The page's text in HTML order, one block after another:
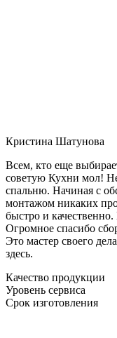
Кристина Шатунова
Всем, кто еще
советую Кухни мол!
спальню. Начиная с
монтажом никаких
быстро и
Огромное спасибо
Это мастер своего
здесь.
Качество продукции
Уровень сервиса
Срок изготовления